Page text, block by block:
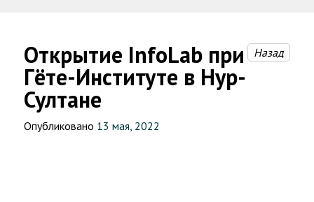
Открытие InfoLab при
Гёте-Институте в Нур-
Султане
Назад
Опубликовано 13 мая, 2022